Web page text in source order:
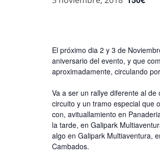
El próximo dia 2 y 3 de
aniversario del evento, y que
aproximadamente, circulando
Va a ser un rallye diferente al
circuito y un tramo especial que
con, avituallamiento en
la tarde, en Galipark
algo en Galipark Multiaventura,
Cambados.